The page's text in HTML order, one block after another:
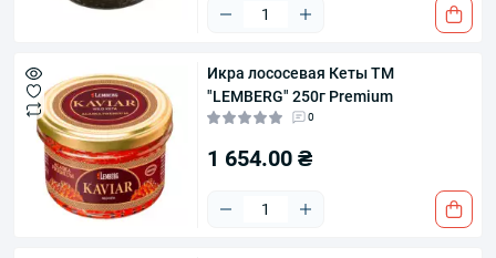
Икра лососевая Кеты ТМ
"LEMBERG" 250г Premium
0
1 654.00 ₴